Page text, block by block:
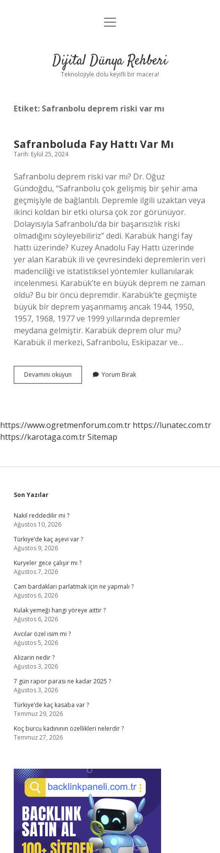
Anasayfa
Yasal Uyarı
menüyü
Dijital Dünya Rehberi
Teknolojiyle dolu keyifli bir macera!
Etiket: Safranbolu deprem riski var mı
Safranboluda Fay Hattı Var Mı
Tarih: Eylül 25, 2024
Safranbolu deprem riski var mı? Dr. Oğuz
Gündoğdu, “Safranbolu çok gelişmiş bir şehir ama
geçmişiyle de bağlantılı. Depremle ilgili uzaktan veya
ikinci koldan bir etki olursa çok zor görünüyor.
Dolayısıyla Safranbolu’da bir başarısızlık riski
olmadığını söyleyebiliriz” dedi. Karabük hangi fay
hattı üzerinde? Kuzey Anadolu Fay Hattı üzerinde
yer alan Karabük ili ve çevresindeki depremlerin veri
madenciliği ve istatistiksel yöntemler kullanılarak
incelenmesi. Karabük’te en büyük deprem ne zaman
oldu? Bu bir öncü depremdir. Karabük’te geçmişte
büyük bir deprem yaşanmamış ancak 1944, 1950,
1957, 1968, 1977 ve 1999 yıllarında depremler
meydana gelmiştir. Karabük deprem olur mu?
Karabük il merkezi, Safranbolu, Eskipazar ve…
Devamını okuyun Safranboluda
Fay
Yorum Bırak
https://www.ogretmenforum.com.tr https://lunatec.com.tr
https://karotaga.com.trSitemap
Sidebar
Son Yazılar
Nakil reddedilir mi ?
Ağustos 10, 2026
Türkiye’de kaç aşevi var ?
Ağustos 9, 2026
Kuryeler gece çalışır mı ?
Ağustos 7, 2026
Cam bardakları parlatmak için ne yapmalı ?
Ağustos 6, 2026
Kulak yemeği hangi yöreye aittir ?
Ağustos 6, 2026
Avcılar özel isim mi ?
Ağustos 5, 2026
Alizarin nedir ?
Ağustos 3, 2026
7 gün rapor parası ne kadar 2025 ?
Ağustos 3, 2026
Türkiye’de kaç kasaba var ?
Temmuz 29, 2026
Koç burcu kadınının özellikleri nelerdir ?
Temmuz 27, 2026